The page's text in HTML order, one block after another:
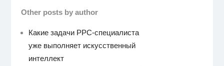
Other posts by author
Какие задачи PPC-специалиста
уже выполняет искусственный
интеллект